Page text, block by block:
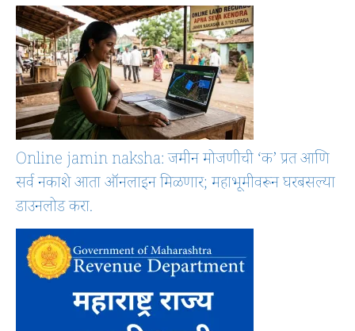
Online jamin naksha: जमीन मोजणीची ‘क’ प्रत आणि
सर्व नकाशे आता ऑनलाइन मिळणार; महाभूमीवरून घरबसल्या
डाउनलोड करा.